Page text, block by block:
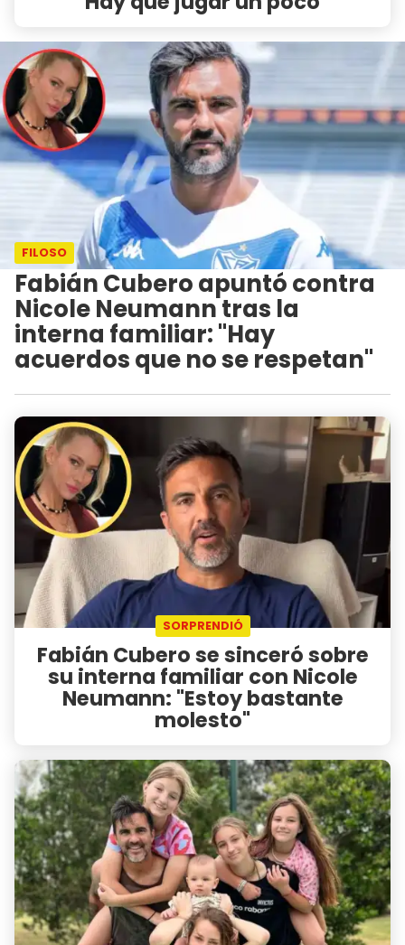
FILOSO
Fabián Cubero apuntó contra
Nicole Neumann tras la
interna familiar: "Hay
acuerdos que no se respetan"
SORPRENDIÓ
Fabián Cubero se sinceró sobre
su interna familiar con Nicole
Neumann: "Estoy bastante
molesto"